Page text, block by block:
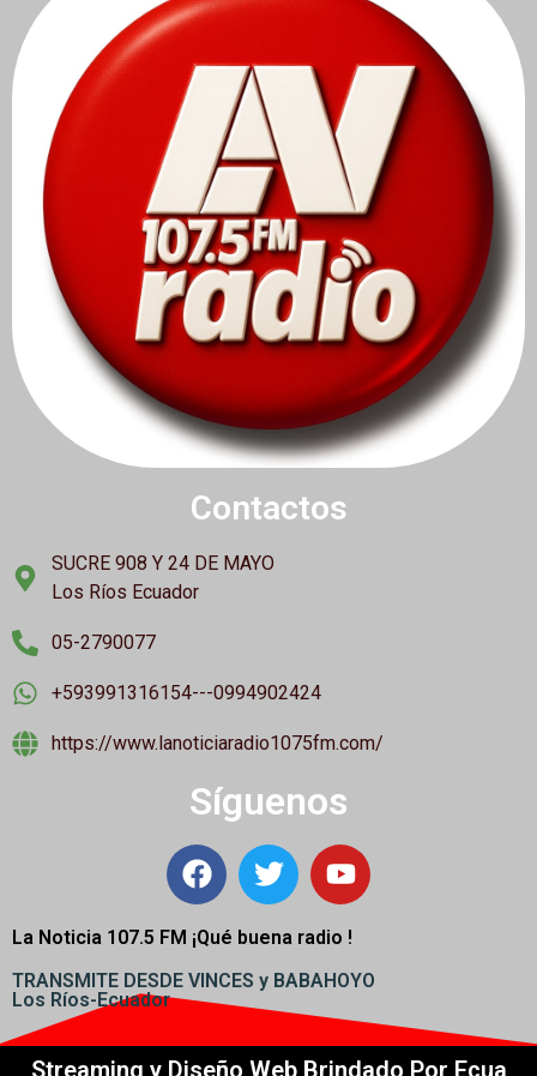
Contactos
SUCRE 908 Y 24 DE MAYO
Los Ríos Ecuador
05-2790077
+593991316154---0994902424
https://www.lanoticiaradio1075fm.com/
Síguenos
La Noticia 107.5 FM ¡Qué buena radio !
TRANSMITE DESDE VINCES y BABAHOYO
Los Ríos-Ecuador
Streaming y Diseño Web Brindado Por Ecua